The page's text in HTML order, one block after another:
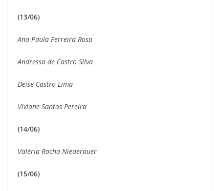
(13/06)
Ana Paula Ferreira Rosa
Andressa de Castro Silva
Deise Castro Lima
Viviane Santos Pereira
(14/06)
Valéria Rocha Niederauer
(15/06)